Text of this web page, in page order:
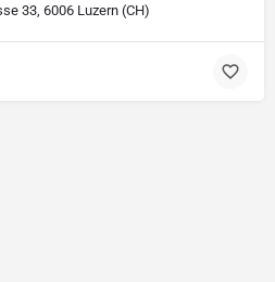
33, 6006 Luzern (CH)